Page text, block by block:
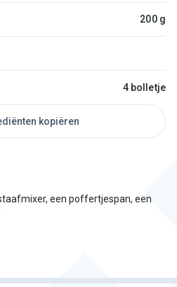
200 g
4 bolletje
kopiëren
een poffertjespan, een